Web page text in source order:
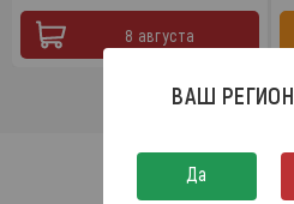
8 августа
ВАШ РЕГИОН
Да